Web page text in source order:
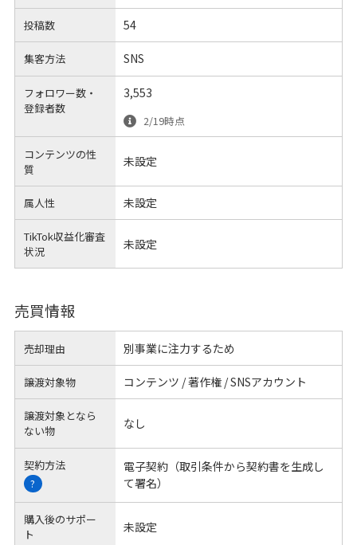
投稿数 54
集客方法 SNS
フォロワー数・
登録者数
3,553
2/19時点
コンテンツの性
質
未設定
属人性 未設定
TikTok収益化審査
状況
未設定
売買情報
売却理由 別事業に注力するため
譲渡対象物 コンテンツ / 著作権 / SNSアカウント
譲渡対象となら
ない物
なし
契約方法
?
電子契約（取引条件から契約書を生成し
て署名）
購入後のサポー
ト
未設定